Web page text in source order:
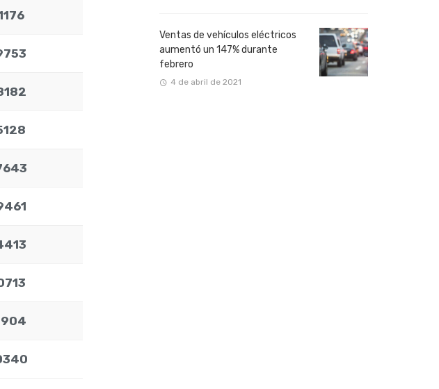
Ventas de vehículos eléctricos
aumentó un 147% durante
febrero
4 de abril de 2021